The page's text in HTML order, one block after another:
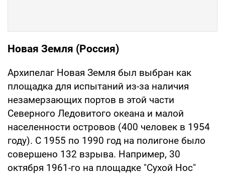
Новая Земля (Россия)
Архипелаг Новая Земля был выбран как
площадка для испытаний из-за наличия
незамерзающих портов в этой части
Северного Ледовитого океана и малой
населенности островов (400 человек в 1954
году). С 1955 по 1990 год на полигоне было
совершено 132 взрыва. Например, 30
октября 1961-го на площадке "Сухой Нос"